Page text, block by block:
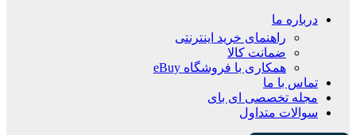
درباره ما
راهنمای خرید اینترنتی
ضمانت کالا
همکاری با فروشگاه eBuy
تماس با ما
مجله تخصصی ای‌ بای
سوالات متداول